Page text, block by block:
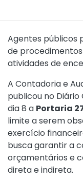
Agentes públicos
de
atividades de
A Contadoria e
publicou no Diário
dia 8 a Portaria
limite a serem
exercício
busca garantir a
orçamentários e
direta e indireta.